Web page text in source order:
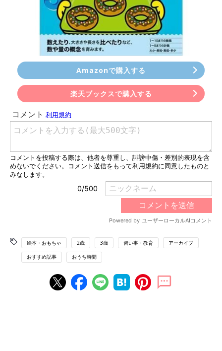
Amazonで購入する
楽天ブックスで購入する
絵本・おもちゃ 2歳 3歳 習い事・教育 アーカイブ
おすすめ記事 おうち時間